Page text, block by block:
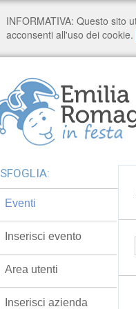
SFOGLIA:
Eventi
Inserisci evento
Area utenti
Inserisci azienda